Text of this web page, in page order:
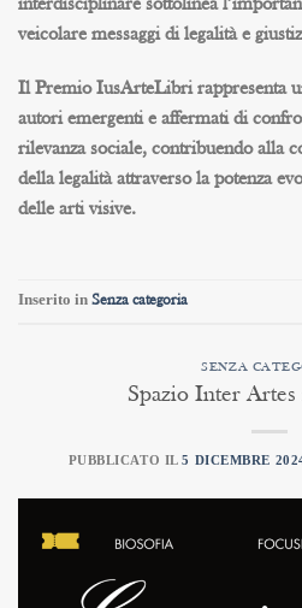
interdisciplinare sottolinea
veicolare messaggi di legalità e
Il Premio IusArteLibri rappresenta
autori emergenti e affermati di
rilevanza sociale, contribuendo alla
della legalità attraverso la potenza
delle arti visive.
Inserito in Senza categoria
SENZA
Spazio Inter
PUBBLICATO IL5 DICEMBRE